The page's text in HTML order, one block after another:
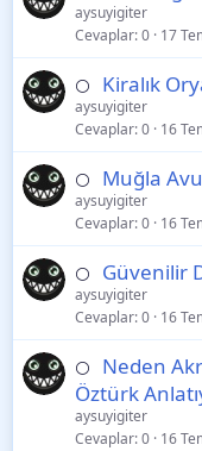
aysuyigiter
Cevaplar 0 17
⚪ Kiralık
aysuyigiter
Cevaplar 0 16
⚪ Muğla
aysuyigiter
Cevaplar 0 16
⚪ Güvenilir
aysuyigiter
Cevaplar 0 16
⚪
Neden
Öztürk
aysuyigiter
Cevaplar 0 16